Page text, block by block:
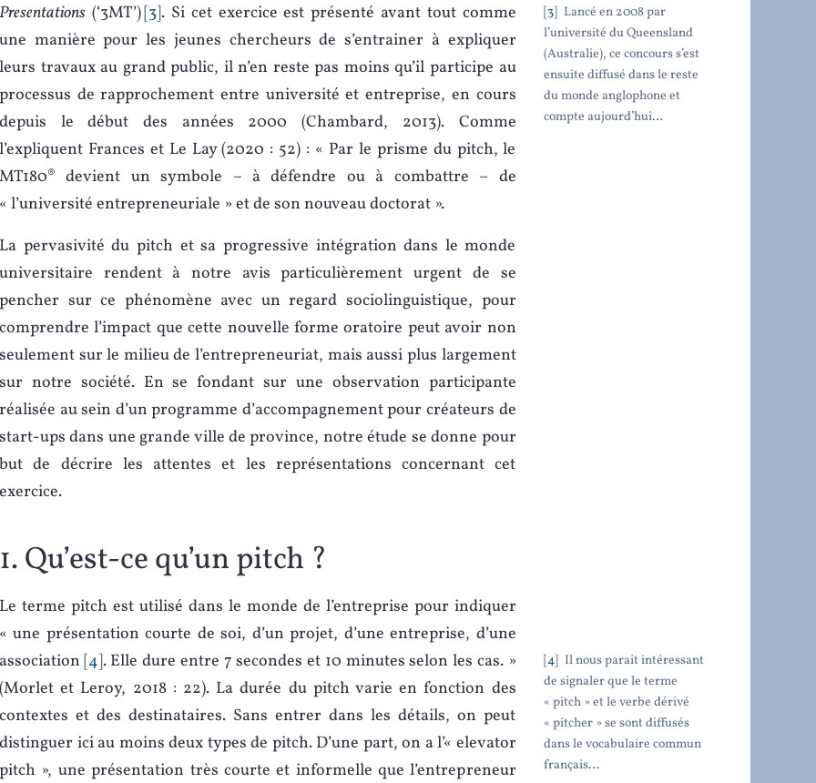
Presentations (‘3MT’) 3 . Si cet exercice est présenté avant tout comme
une manière pour les jeunes chercheurs de s’entrainer à expliquer
leurs travaux au grand public, il n’en reste pas moins qu’il participe au
processus de rapprochement entre université et entreprise, en cours
depuis le début des années 2000 (Chambard, 2013). Comme
l’expliquent Frances et Le Lay (2020 : 52) : « Par le prisme du pitch, le
MT180® devient un symbole – à défendre ou à combattre – de
« l’université entrepreneuriale » et de son nouveau doctorat ».
La pervasivité du pitch et sa progressive intégration dans le monde
universitaire rendent à notre avis particulièrement urgent de se
pencher sur ce phénomène avec un regard sociolinguistique, pour
comprendre l’impact que cette nouvelle forme oratoire peut avoir non
seulement sur le milieu de l’entrepreneuriat, mais aussi plus largement
sur notre société. En se fondant sur une observation participante
réalisée au sein d’un programme d’accompagnement pour créateurs de
start-ups dans une grande ville de province, notre étude se donne pour
but de décrire les attentes et les représentations concernant cet
exercice.
1. Qu’est-ce qu’un pitch ?
Le terme pitch est utilisé dans le monde de l’entreprise pour indiquer
« une présentation courte de soi, d’un projet, d’une entreprise, d’une
association 4 . Elle dure entre 7 secondes et 10 minutes selon les cas. »
(Morlet et Leroy, 2018 : 22). La durée du pitch varie en fonction des
contextes et des destinataires. Sans entrer dans les détails, on peut
distinguer ici au moins deux types de pitch. D’une part, on a l’« elevator
pitch », une présentation très courte et informelle que l’entrepreneur
3
Lancé en 2008 par
l’université du Queensland
(Australie), ce concours s’est
ensuite diffusé dans le reste
du monde anglophone et
compte aujourd’hui…
4
Il nous parait intéressant
de signaler que le terme
« pitch » et le verbe dérivé
« pitcher » se sont diffusés
dans le vocabulaire commun
français…